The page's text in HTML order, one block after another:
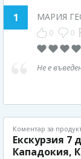
1
МАРИЯ
0 0
Не е
Коментар за
Екскурзия 7
Кападокия,